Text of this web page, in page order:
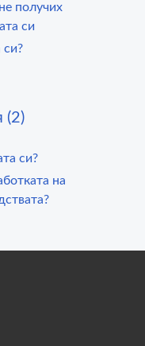
получих
си
си?
(2)
си?
на